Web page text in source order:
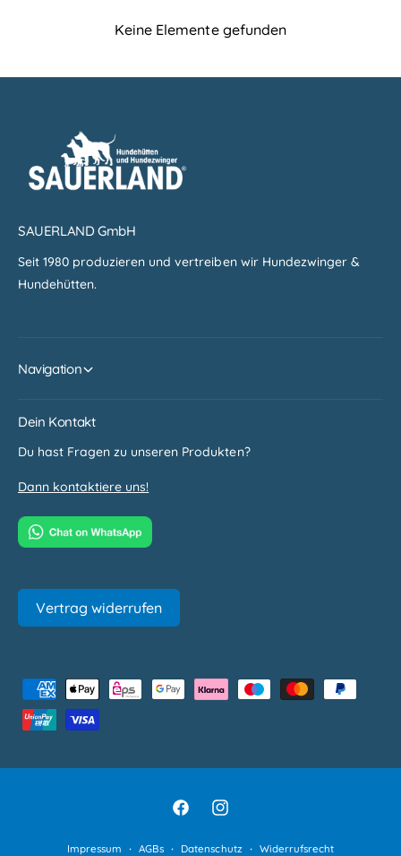
Keine Elemente gefunden
SAUERLAND GmbH
Seit 1980 produzieren und vertreiben wir Hundezwinger &
Hundehütten.
Navigation
Dein Kontakt
Du hast Fragen zu unseren Produkten?
Dann kontaktiere uns!
Vertrag widerrufen
a
Impressum AGBs Datenschutz Widerrufsrecht
F
I